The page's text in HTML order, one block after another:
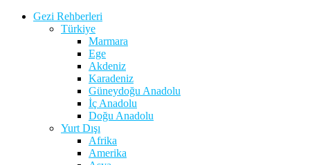
Gezi Rehberleri
Türkiye
Marmara
Ege
Akdeniz
Karadeniz
Güneydoğu Anadolu
İç Anadolu
Doğu Anadolu
Yurt Dışı
Afrika
Amerika